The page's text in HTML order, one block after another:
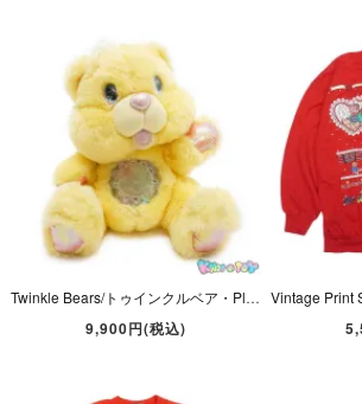
Twinkle Bears/トゥインクルベア・Plush/ぬいぐるみ・Sunny/サニー・イエロー・(座った状態で)高さ約22cm・1995年・FANTASY
9,900円(税込)